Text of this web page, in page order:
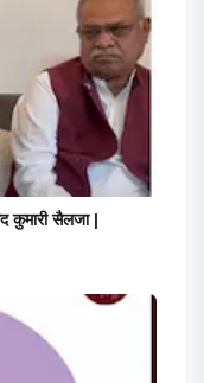
कुमारी सैलजा |